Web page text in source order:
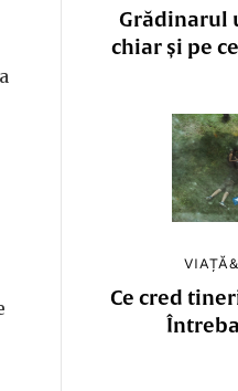
Grădinarul
chiar și pe
Ce cred